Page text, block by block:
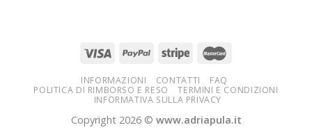
INFORMAZIONI CONTATTI
FAQ
POLITICA DI RIMBORSO E RESO
TERMINI E CONDIZIONI
INFORMATIVA SULLA PRIVACY
Copyright 2026 © www.adriapula.it